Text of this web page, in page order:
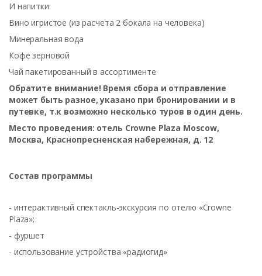
И напитки:
Вино игристое (из расчета 2 бокала на человека)
Минеральная вода
Кофе зерновой
Чай пакетированный в ассортименте
Обратите внимание! Время сбора и отправление
может быть разное, указано при бронировании и в
путевке, т.к возможно несколько туров в один день.
Место проведения: отель Crowne Plaza Moscow,
Москва, Краснопресненская набережная, д. 12
Состав программы
- интерактивный спектакль-экскурсия по отелю «Crowne
Plaza»;
- фуршет
- использование устройства «радиогид»